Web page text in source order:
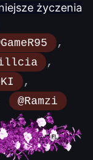
życzenia
,
,
,
@Ramzi